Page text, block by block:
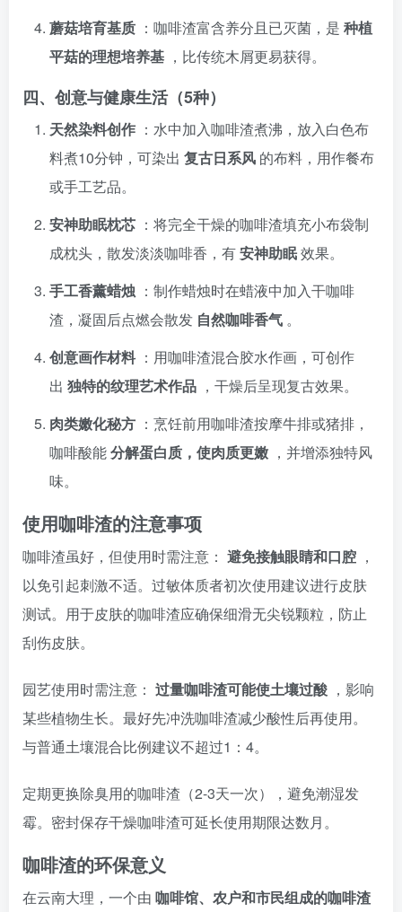
蘑菇培育基质 ：咖啡渣富含养分且已灭菌，是 种植
平菇的理想培养基 ，比传统木屑更易获得。
四、创意与健康生活（5种）
天然染料创作 ：水中加入咖啡渣煮沸，放入白色布
料煮10分钟，可染出 复古日系风 的布料，用作餐布
或手工艺品。
安神助眠枕芯 ：将完全干燥的咖啡渣填充小布袋制
成枕头，散发淡淡咖啡香，有安神助眠效果。
手工香薰蜡烛 ：制作蜡烛时在蜡液中加入干咖啡
渣，凝固后点燃会散发 自然咖啡香气 。
创意画作材料 ：用咖啡渣混合胶水作画，可创作
出 独特的纹理艺术作品 ，干燥后呈现复古效果。
肉类嫩化秘方 ：烹饪前用咖啡渣按摩牛排或猪排，
咖啡酸能分解蛋白质，使肉质更嫩 ，并增添独特风
味。
使用咖啡渣的注意事项
咖啡渣虽好，但使用时需注意： 避免接触眼睛和口腔 ，
以免引起刺激不适。过敏体质者初次使用建议进行皮肤
测试。用于皮肤的咖啡渣应确保细滑无尖锐颗粒，防止
刮伤皮肤。
园艺使用时需注意： 过量咖啡渣可能使土壤过酸 ，影响
某些植物生长。最好先冲洗咖啡渣减少酸性后再使用。
与普通土壤混合比例建议不超过1：4。
定期更换除臭用的咖啡渣（2-3天一次），避免潮湿发
霉。密封保存干燥咖啡渣可延长使用期限达数月。
咖啡渣的环保意义
在云南大理，一个由 咖啡馆、农户和市民组成的咖啡渣